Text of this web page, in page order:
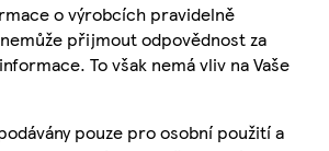
o výrobcích pravidelně
přijmout odpovědnost za
To však nemá vliv na Vaše
pouze pro osobní použití a